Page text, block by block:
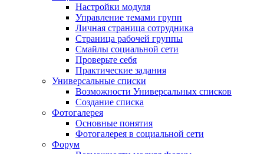
Настройки модуля
Управление темами групп
Личная страница сотрудника
Страница рабочей группы
Смайлы социальной сети
Проверьте себя
Практические задания
Универсальные списки
Возможности Универсальных списков
Создание списка
Фотогалерея
Основные понятия
Фотогалерея в социальной сети
Форум